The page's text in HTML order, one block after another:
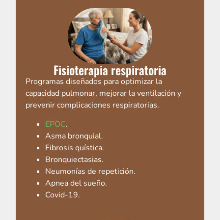
Fisioterapia respiratoria
Programas diseñados para optimizar la
capacidad pulmonar, mejorar la ventilación y
prevenir complicaciones respiratorias.
EPOC.
Asma bronquial.
Fibrosis quística.
Bronquiectasias.
Neumonías de repetición.
Apnea del sueño.
Covid-19.